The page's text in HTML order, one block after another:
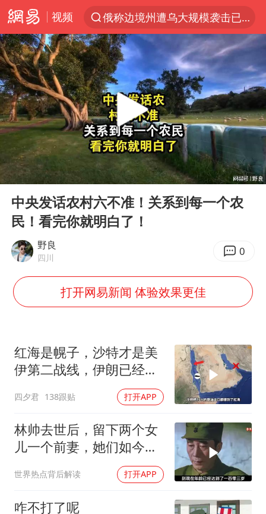
视频
俄称边境州遭乌大规模袭击已致13伤
上半年我国经营主体结构持续优化
于东来回应胖东来近25年老店年底关闭
《披荆斩棘2026》阵容官宣
白海豚北上或致京津冀暴雨
国足U17与阿森纳决赛取消 并列冠军
新疆一婚礼线上邀请引热议
美将每月供乌爱国者拦截导弹
《龙餐馆》 冲奖
云南一男子胃中取出180颗铁钉
景区回应“麦积山石窟看完需2000元”
曹颖儿子首次演长剧
全球最大级别运输船通过长江大桥
奋力开创中国式现代化建设新局面
Play
00:00 11:17
中央发话农村六不准！关系到每一个农
民！看完你就明白了！
野良
四川 0
打开网易新闻 体验效果更佳
红海是幌子，沙特才是美
伊第二战线，伊朗已经输
四夕君 138跟贴 打开APP
林帅去世后，留下两个女
儿一个前妻，她们如今过
世界热点背后解读 打开APP
咋不打了呢